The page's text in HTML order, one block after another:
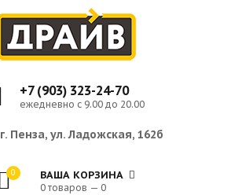
+7 (903) 323-24-70
ежедневно с 9.00 до 20.00
г. Пенза, ул. Ладожская, 162б
0 ВАША КОРЗИНА
0 товаров — 0